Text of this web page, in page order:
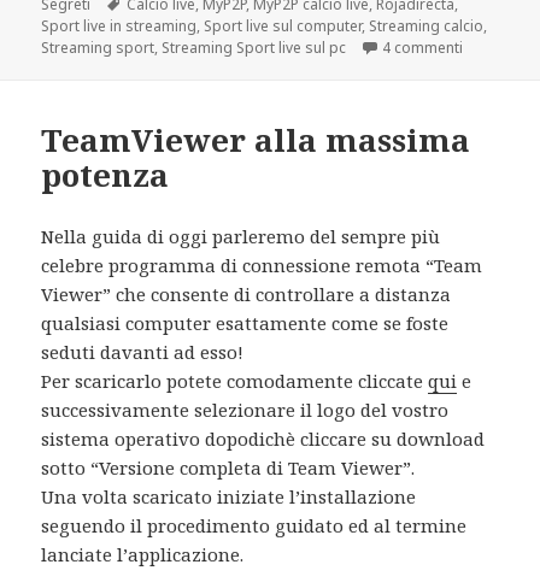
Segreti
Calcio live, MyP2P, MyP2P calcio live, Rojadirecta,
Sport live in streaming, Sport live sul computer, Streaming calcio,
Streaming sport, Streaming Sport live sul pc 4 commenti
TeamViewer alla massima
potenza
Nella guida di oggi parleremo del sempre più
celebre programma di connessione remota “Team
Viewer” che consente di controllare a distanza
qualsiasi computer esattamente come se foste
seduti davanti ad esso!
Per scaricarlo potete comodamente cliccatequi e
successivamente selezionare il logo del vostro
sistema operativo dopodichè cliccare su download
sotto “Versione completa di Team Viewer”.
Una volta scaricato iniziate l’installazione
seguendo il procedimento guidato ed al termine
lanciate l’applicazione.